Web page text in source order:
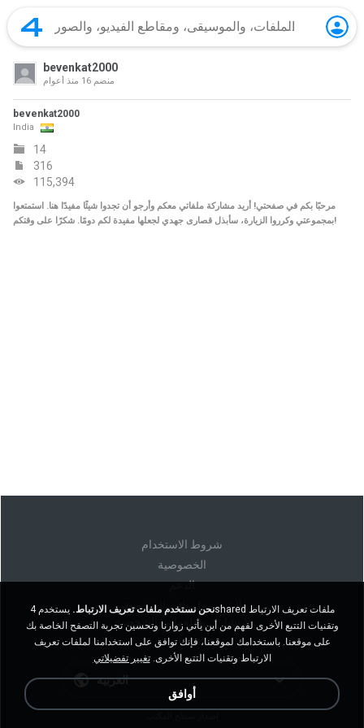
bevenkat2000
منضم
bevenkat2000
India
14
316
115,394
مرحبًا بكم في صفحتي! أريد مشاركة ملفاتي معكم وأرجو أن تجدوا شيئًا مفيدًا هنا. استمتعوا
بمجموعتي وكرروا الزيارة، سأبذل قصارى جهدي لجعلها مفيدة لكم دومًا. شكرًا على وقتكم!
شروط الاستخدام
الخصوصية
الدعم
لا تبيع معلوماتي الشخصية
لا تشارك معلوماتي الشخصية
العربية
نحن نستخدم ملفات تعريف الارتباط.
يستخدم 4shared ملفات تعريف الارتباط
وتقنيات التتبع الأخرى لفهم من أين يأتي زوارنا وتحسين تجربة التصفح الخاصة بك
على موقعنا. باستخدامك لموقعنا، فإنك توافق على استخدامنا لملفات تعريف
الارتباط وتقنيات التتبع الأخرى.تغيير تفضيلاتي
أوافق